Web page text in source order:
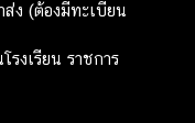
ส่ง (ต้องมีทะเบียน
รงเรียน ราชการ